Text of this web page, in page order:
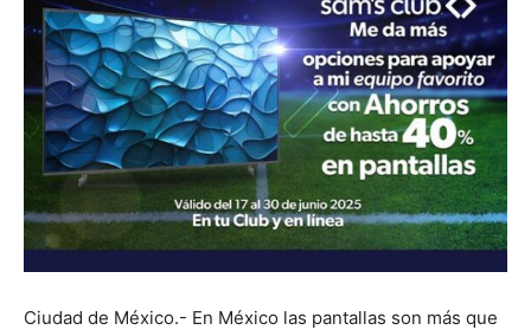
Ciudad de México.- En México las pantallas son más que